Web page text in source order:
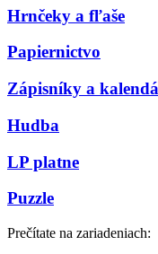
Hrnčeky a fľaše
Papiernictvo
Zápisníky a
Hudba
LP platne
Puzzle
Prečítate na zariadeniach: